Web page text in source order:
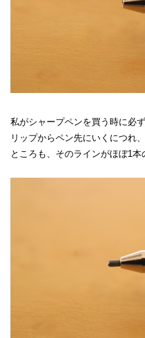
私がシャープペンを買う時に必
リップからペン先にいくにつれ
ところも、そのラインがほぼ1本